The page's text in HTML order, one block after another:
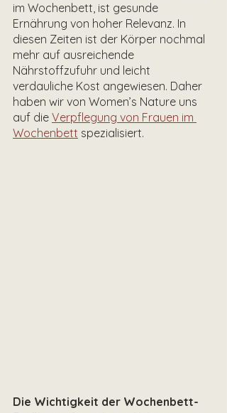
im Wochenbett, ist gesunde
Ernährung von hoher Relevanz. In
diesen Zeiten ist der Körper nochmal
mehr auf ausreichende
Nährstoffzufuhr und leicht
verdauliche Kost angewiesen. Daher
haben wir von Women’s Nature uns
auf die Verpflegung von Frauen im
Wochenbett spezialisiert.
Die Wichtigkeit der Wochenbett-